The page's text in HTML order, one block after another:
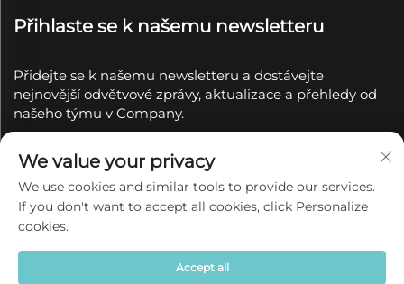
Přihlaste se k našemu newsletteru
Přidejte se k našemu newsletteru a dostávejte
nejnovější odvětvové zprávy, aktualizace a přehledy od
našeho týmu v Company.
Copyright © 2025 společností Chaozhou Qianyue
Ceramics Co., Ltd.
Zásady ochrany soukromí
We value your privacy
We use cookies and similar tools to provide our services.
If you don't want to accept all cookies, click Personalize
cookies.
Accept all